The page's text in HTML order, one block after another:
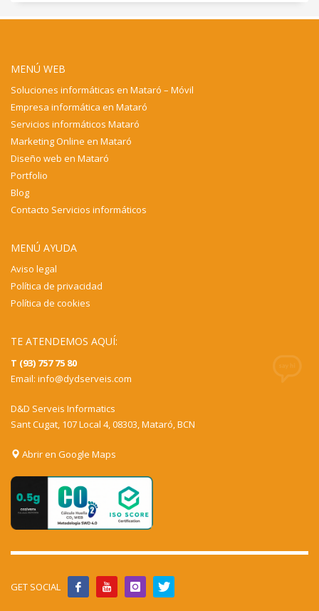
MENÚ WEB
Soluciones informáticas en Mataró – Móvil
Empresa informática en Mataró
Servicios informáticos Mataró
Marketing Online en Mataró
Diseño web en Mataró
Portfolio
Blog
Contacto Servicios informáticos
MENÚ AYUDA
Aviso legal
Política de privacidad
Política de cookies
TE ATENDEMOS AQUÍ:
T (93) 757 75 80
Email: info@dydserveis.com
D&D Serveis Informatics
Sant Cugat, 107 Local 4, 08303, Mataró, BCN
Abrir en Google Maps
GET SOCIAL